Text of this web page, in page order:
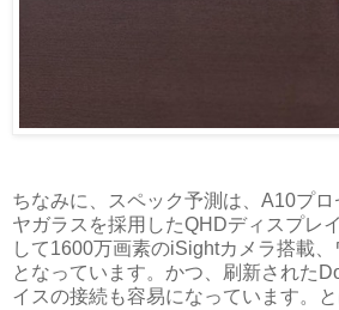
ちなみに、スペック予測は、A10プ
ヤガラスを採用したQHDディスプレ
して1600万画素のiSightカメラ搭載
となっています。かつ、刷新された
イスの接続も容易になっています。